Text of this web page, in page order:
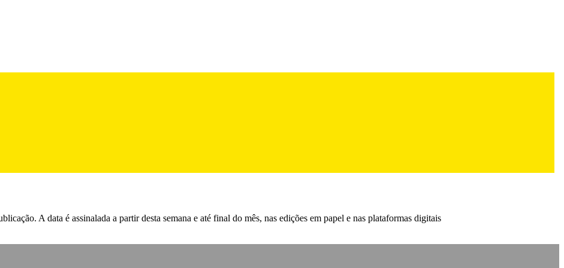
A data é assinalada a partir desta semana e até final do mês, nas edições em papel e nas plataformas digitais